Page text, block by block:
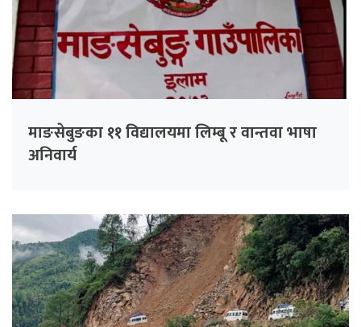
माङसेबुङका ११ विद्यालयमा लिम्बू र वान्तवा भाषा
अनिवार्य